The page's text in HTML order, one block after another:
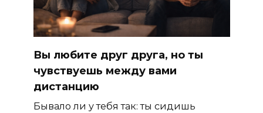
Вы любите друг друга, но ты
чувствуешь между вами
дистанцию
Бывало ли у тебя так: ты сидишь